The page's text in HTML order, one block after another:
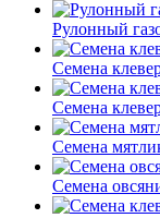
Рулонный
Семена
Семена
Семена
Семена